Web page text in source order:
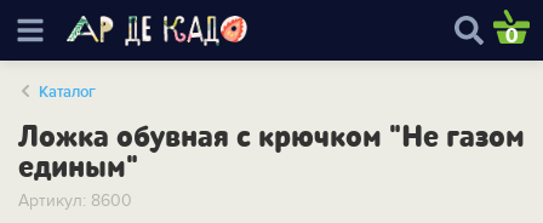
0
Каталог
Ложка обувная с крючком "Не газом
единым"
Артикул: 8600